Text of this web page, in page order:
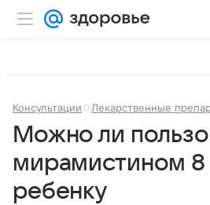
Консультации Лекарственные
Можно ли
мирамистином
ребенку